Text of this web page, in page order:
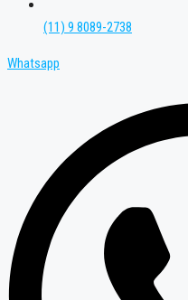
(11) 9 8089-2738
Whatsapp